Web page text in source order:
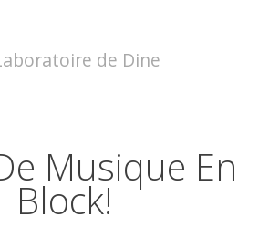
de Dine
Musique En
Block!